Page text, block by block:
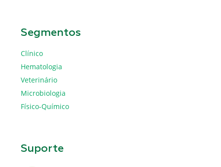
Segmentos
Clínico
Hematologia
Veterinário
Microbiologia
Físico-Químico
Suporte